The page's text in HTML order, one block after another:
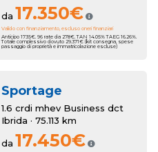
da 17.350€
Valido con finanziamento, escluso oneri finanziari
Anticipo 1735€. 96 rate da 278€. TAN 14.05% TAEG 16.26%.
Totale complessivo dovuto 29.371€ (kit consegna, spese
passaggio di proprietà e immatricolazione escluse)
Sportage
1.6 crdi mhev Business dct
Ibrida · 75.113 km
da 17.450€